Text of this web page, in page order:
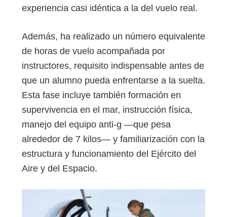
experiencia casi idéntica a la del vuelo real.
Además, ha realizado un número equivalente
de horas de vuelo acompañada por
instructores, requisito indispensable antes de
que un alumno pueda enfrentarse a la suelta.
Esta fase incluye también formación en
supervivencia en el mar, instrucción física,
manejo del equipo anti‑g —que pesa
alrededor de 7 kilos— y familiarización con la
estructura y funcionamiento del Ejército del
Aire y del Espacio.